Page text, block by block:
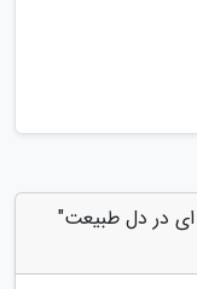
ای در دل طبیعت"